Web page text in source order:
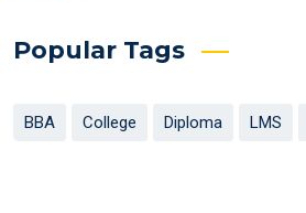
Popular Tags
BBA College Diploma LMS